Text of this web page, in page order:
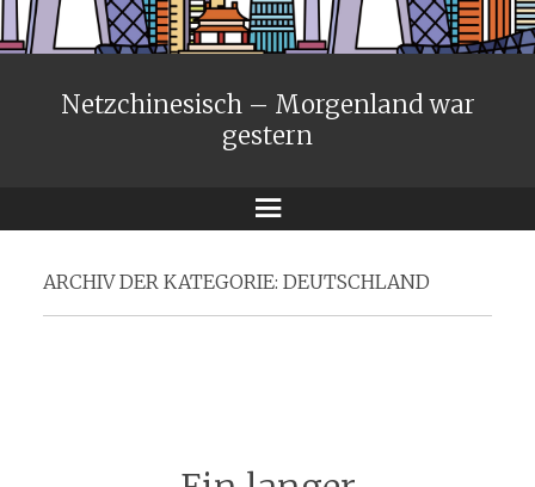
Netzchinesisch – Morgenland war
gestern
Menü
ARCHIV DER KATEGORIE: DEUTSCHLAND